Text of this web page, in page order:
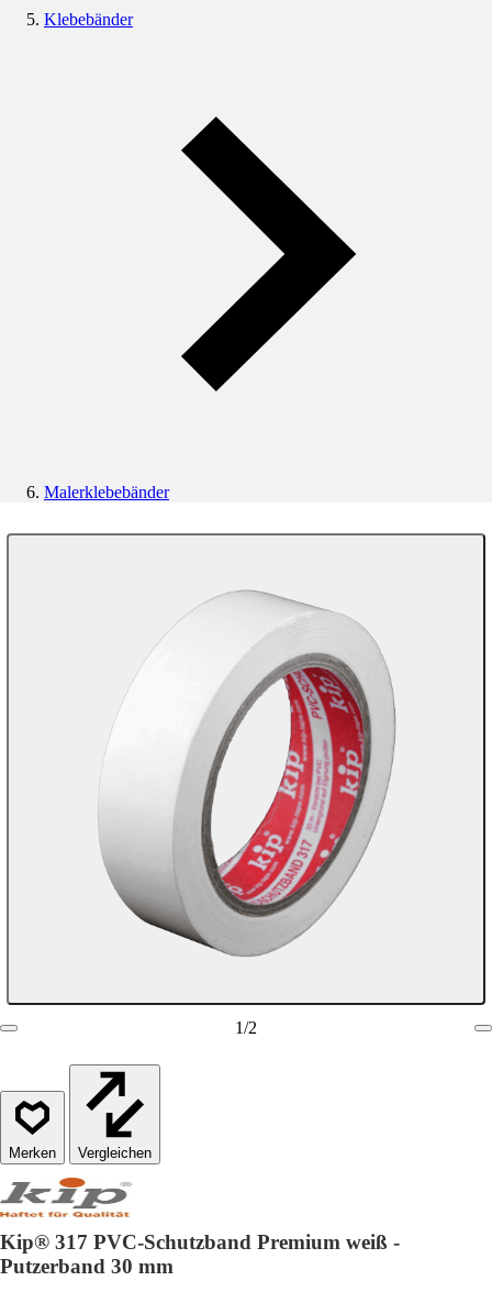
Klebebänder
Malerklebebänder
1/2
Vergleichen
Kip® 317 PVC-Schutzband Premium weiß -
Putzerband 30 mm